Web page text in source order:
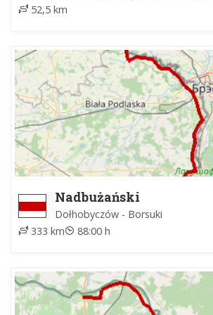
52,5 km
Nadbużański
Dołhobyczów - Borsuki
333 km
88:00 h